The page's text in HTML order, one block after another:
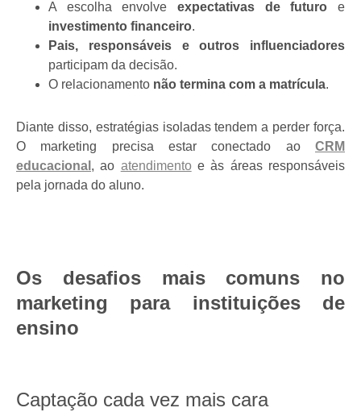
A escolha envolve expectativas de futuro e
investimento financeiro.
Pais, responsáveis e outros influenciadores
participam da decisão.
O relacionamento não termina com a matrícula.
Diante disso, estratégias isoladas tendem a perder força.
O marketing precisa estar conectado ao CRM
educacional , ao atendimentoe às áreas responsáveis
pela jornada do aluno.
Os desafios mais comuns no
marketing para instituições de
ensino
Captação cada vez mais cara